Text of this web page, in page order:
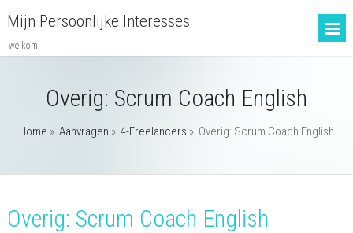
Mijn Persoonlijke Interesses
welkom
Overig: Scrum Coach English
Home » Aanvragen » 4-Freelancers » Overig: Scrum Coach English
Overig: Scrum Coach English